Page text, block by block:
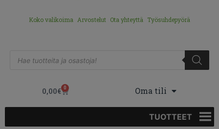
Koko valikoima Arvostelut Ota yhteyttä Työsuhdepyörä
0,00€ 0 Oma tili
TUOTTEET